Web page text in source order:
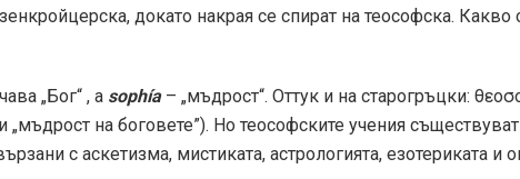
докато накрая се спират на теософска. Какво
„Бог“ , а sophía– „мъдрост“. Оттук и на старогръцки:
„мъдрост на боговете”). Но теософските учения
с аскетизма, мистиката, астрологията, езотериката и